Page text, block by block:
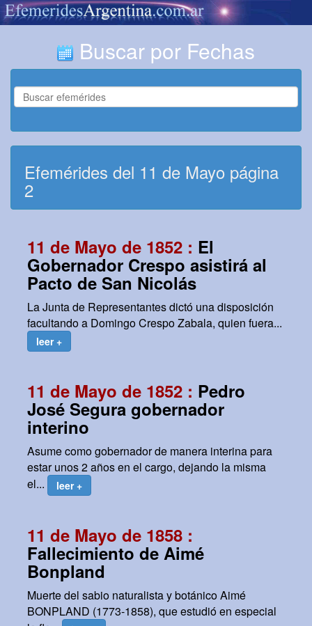
Buscar por Fechas
Efemérides del 11 de Mayo página
2
11 de Mayo de 1852 : El
Gobernador Crespo asistirá al
Pacto de San Nicolás
La Junta de Representantes dictó una disposición
facultando a Domingo Crespo Zabala, quien fuera...
leer +
11 de Mayo de 1852 : Pedro
José Segura gobernador
interino
Asume como gobernador de manera interina para
estar unos 2 años en el cargo, dejando la misma
el...
leer +
11 de Mayo de 1858 :
Fallecimiento de Aimé
Bonpland
Muerte del sabio naturalista y botánico Aimé
BONPLAND (1773-1858), que estudió en especial